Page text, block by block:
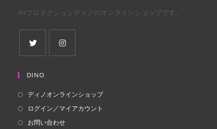
AVプロダクションディノのオンラインショップです。
し
タ
ブ
で
タ
ブ
で
DINO
ディノオンラインショップ
ログイン／マイアカウント
お問い合わせ